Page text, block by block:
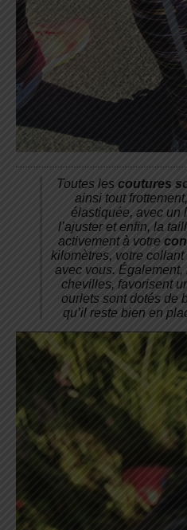
Toutes les coutures
ainsi tout
élastiquée, avec un
l’ajuster et enfin, la
activement à votre
kilomètres, votre
avec vous.
chevilles, favorisent
ourlets sont dotés de
qu’il reste bien en